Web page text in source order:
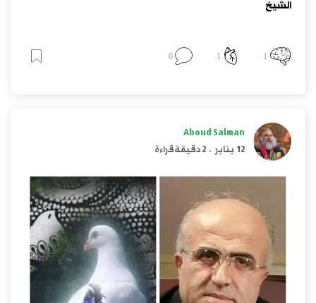
الشيخ
1
1
0
Aboud Salman
12 يناير
. 2 دقيقة قراءة